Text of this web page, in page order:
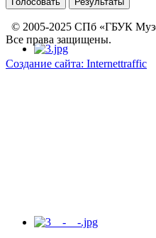
© 2005-2025 СПб «ГБУК
Все права защищены.
Создание сайта: Internettraffic